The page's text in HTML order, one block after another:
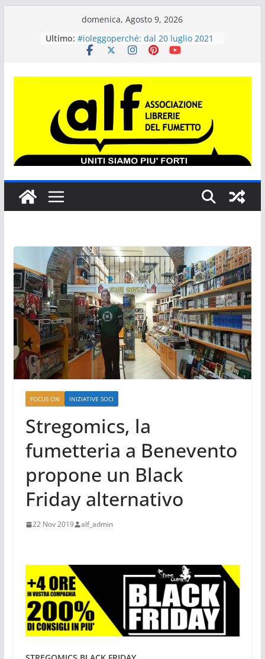
domenica, Agosto 9, 2026
Ultimo: #ioleggoperché: dal 20 luglio 2021
le scuole possono iscriversi
si potrà donare un libro
“Più libri più liberi” compie 20 anni
Tokyo Revengers #1 VARIANT per
ALF COMICS AND GAMES 2021
SERGIO BONELLI EDITORE E GLI
EVENTI FUMETTISTICI
“Il maialino di Natale”, il nuovo
libro per ragazzi di J.K. Rowling in
uscita il 12 ottobre
FOCUS ON INIZIATIVE SOCI
Stregomics, la
fumetteria a Benevento
propone un Black
Friday alternativo
22 Nov 2019 alf_admin